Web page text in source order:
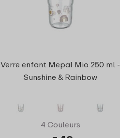
Verre enfant Mepal Mio 250 ml -
Sunshine & Rainbow
4 Couleurs